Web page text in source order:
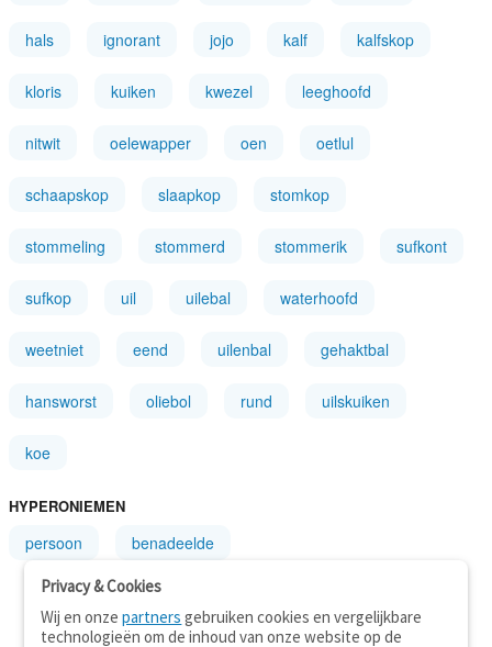
hals ignorant jojo kalf kalfskop
kloris kuiken kwezel leeghoofd
nitwit oelewapper oen oetlul
schaapskop slaapkop stomkop
stommeling stommerd stommerik sufkont
sufkop uil uilebal waterhoofd
weetniet eend uilenbal gehaktbal
hansworst oliebol rund uilskuiken
koe
HYPERONIEMEN
persoon benadeelde
Privacy & Cookies
Wij en onzepartners gebruiken cookies en vergelijkbare
technologieën om de inhoud van onze website op de